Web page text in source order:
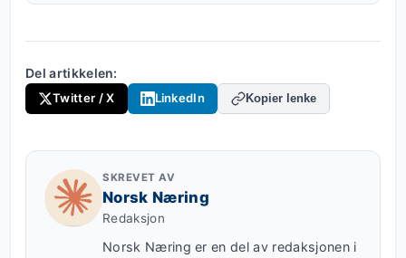
Del artikkelen:
Twitter / X LinkedIn Kopier lenke
SKREVET AV
Norsk Næring
Redaksjon
Norsk Næring er en del av redaksjonen i